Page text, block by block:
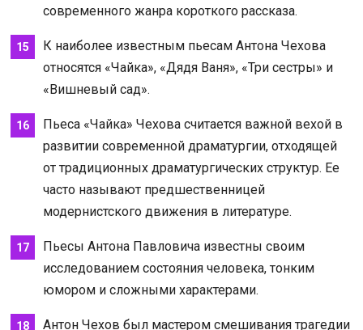
современного жанра короткого рассказа.
К наиболее известным пьесам Антона Чехова
относятся «Чайка», «Дядя Ваня», «Три сестры» и
«Вишневый сад».
Пьеса «Чайка» Чехова считается важной вехой в
развитии современной драматургии, отходящей
от традиционных драматургических структур. Ее
часто называют предшественницей
модернистского движения в литературе.
Пьесы Антона Павловича известны своим
исследованием состояния человека, тонким
юмором и сложными характерами.
Антон Чехов был мастером смешивания трагедии